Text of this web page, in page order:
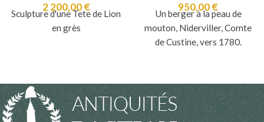
2 200,00€
Sculpture d'une Tete de Lion
en grès
950,00€
Un berger à la peau de
mouton, Niderviller, Comte
de Custine, vers 1780.